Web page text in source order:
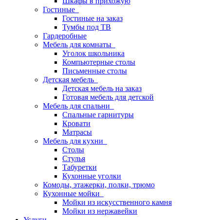
Гостиные
Гостиные на заказ
Тумбы под ТВ
Гардеробные
Мебель для комнаты
Уголок школьника
Компьютерные столы
Письменные столы
Детская мебель
Детская мебель на заказ
Готовая мебель для детской
Мебель для спальни
Спальные гарнитуры
Кровати
Матрасы
Мебель для кухни
Столы
Стулья
Табуретки
Кухонные уголки
Комоды, этажерки, полки, трюмо
Кухонные мойки
Мойки из искусственного камня
Мойки из нержавейки